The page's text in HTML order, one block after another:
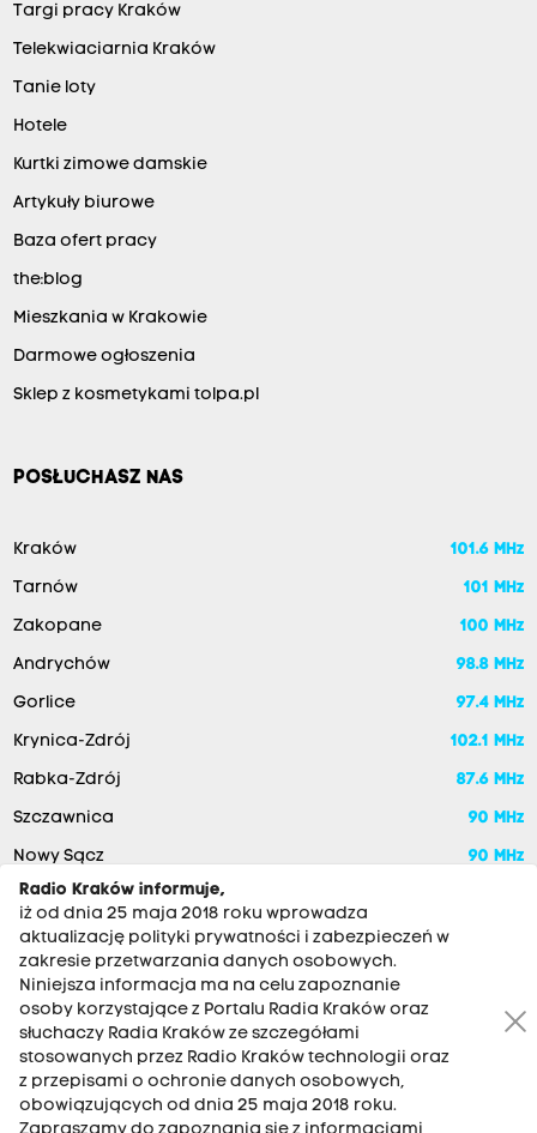
Targi pracy Kraków
Telekwiaciarnia Kraków
Tanie loty
Hotele
Kurtki zimowe damskie
Artykuły biurowe
Baza ofert pracy
the:blog
Mieszkania w Krakowie
Darmowe ogłoszenia
Sklep z kosmetykami tolpa.pl
POSŁUCHASZ NAS
Kraków 101.6 MHz
Tarnów 101 MHz
Zakopane 100 MHz
Andrychów 98.8 MHz
Gorlice 97.4 MHz
Krynica-Zdrój 102.1 MHz
Rabka-Zdrój 87.6 MHz
Szczawnica 90 MHz
Nowy Sącz 90 MHz
RADIO KRAKÓW SA. Aleja Juliusza Słowackiego 22, 30-007
Kraków
Radio Kraków informuje,
iż od dnia 25 maja 2018 roku wprowadza
aktualizację polityki prywatności i zabezpieczeń w
zakresie przetwarzania danych osobowych.
Niniejsza informacja ma na celu zapoznanie
osoby korzystające z Portalu Radia Kraków oraz
słuchaczy Radia Kraków ze szczegółami
stosowanych przez Radio Kraków technologii oraz
z przepisami o ochronie danych osobowych,
obowiązujących od dnia 25 maja 2018 roku.